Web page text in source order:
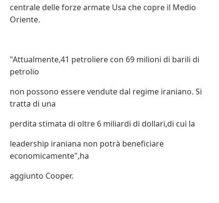
centrale delle forze armate Usa che copre il Medio
Oriente.
"Attualmente,41 petroliere con 69 milioni di barili di
petrolio
non possono essere vendute dal regime iraniano. Si
tratta di una
perdita stimata di oltre 6 miliardi di dollari,di cui la
leadership iraniana non potrà beneficiare
economicamente",ha
aggiunto Cooper.